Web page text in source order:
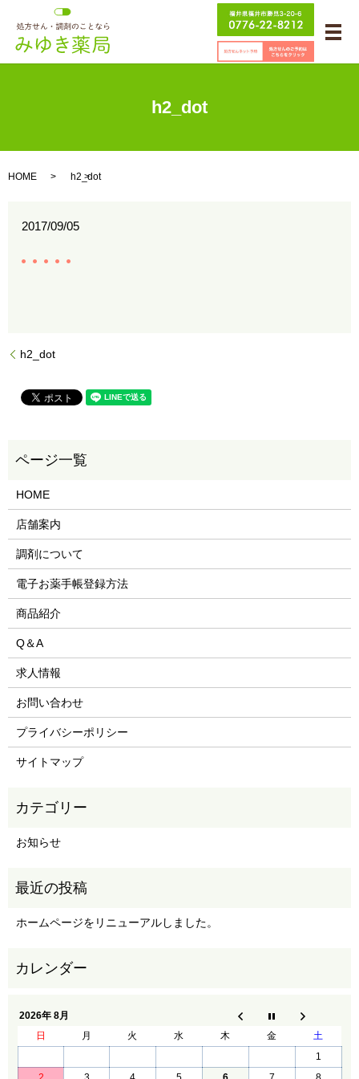
メ
h2_dot
HOME h2_dot
2017/09/05
h2_dot
HOME
店舗案内
調剤について
電子お薬手帳登録方法
商品紹介
Q＆A
求人情報
お問い合わせ
プライバシーポリシー
サイトマップ
お知らせ
ホームページをリニューアルしました。
2026年 8月
日
月 火 水 木 金
土
1